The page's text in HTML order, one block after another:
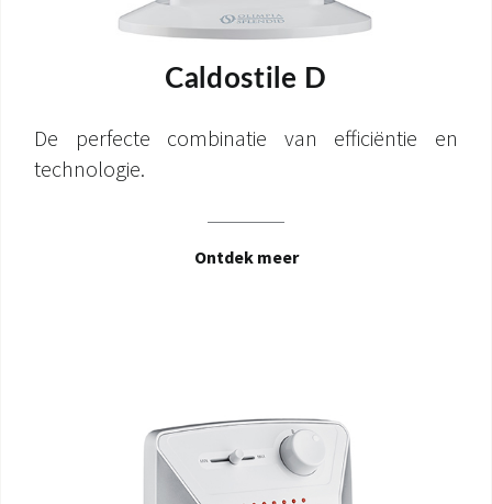
Caldostile D
De perfecte combinatie van efficiëntie en
technologie.
Ontdek meer